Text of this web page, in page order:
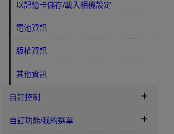
以記憶卡儲存/載入相機設定
電池資訊
版權資訊
其他資訊
自訂控制
自訂功能/我的選單